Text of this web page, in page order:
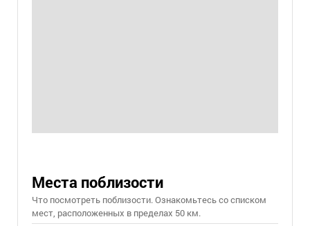
Места поблизости
Что посмотреть поблизости. Ознакомьтесь со списком
мест, расположенных в пределах 50 км.